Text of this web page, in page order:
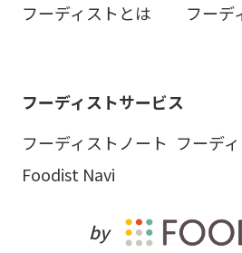
フーディストとは フーデ
フーディストサービス
フーディストノート フーデ
Foodist Navi
by